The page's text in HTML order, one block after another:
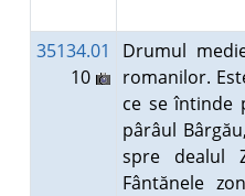
35134.01
10
Drumul
romanilor.
ce se întinde
pârâul
spre dealul
Fântănele